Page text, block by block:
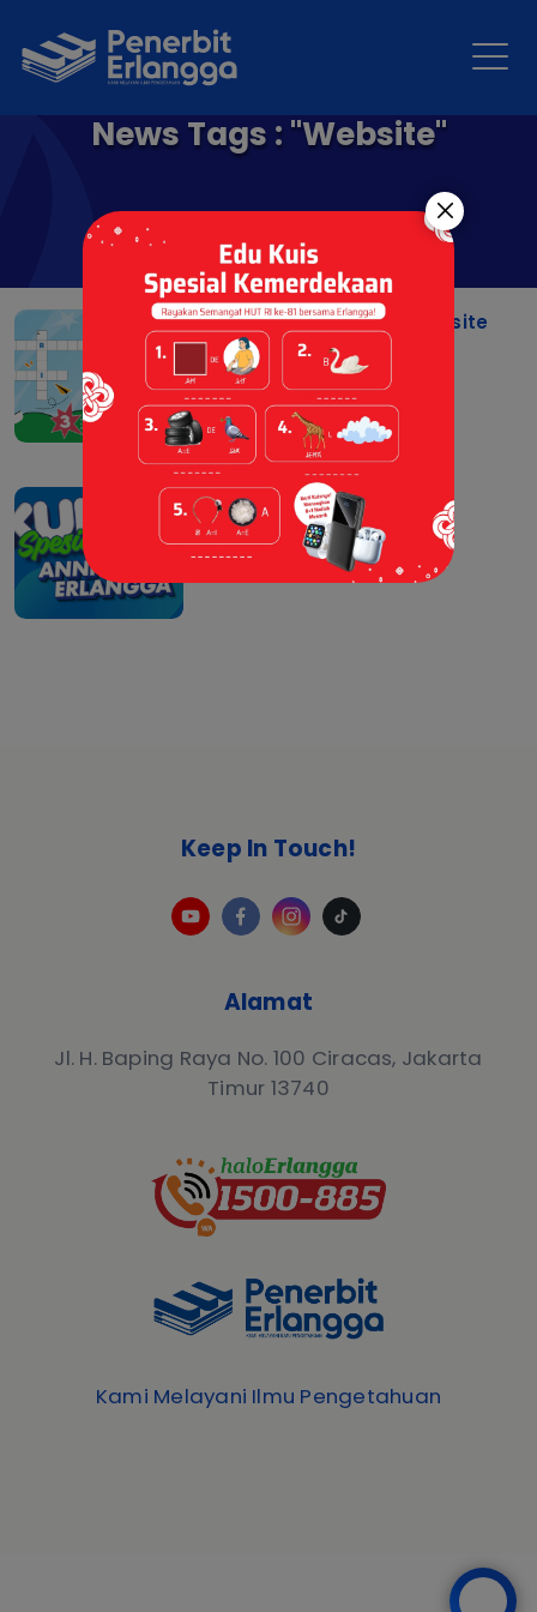
News Tags : "Website"
Pemenang Edu Kuis Website
Mei 2026
02 Jun 2026 | Event
Kuis Spesial Anniversary
Penerbit Erlangga
01 Apr 2026 | Event
Alamat
Jl. H. Baping Raya No. 100 Ciracas, Jakarta
Timur 13740
Keep In Touch!
Kami Melayani Ilmu Pengetahuan